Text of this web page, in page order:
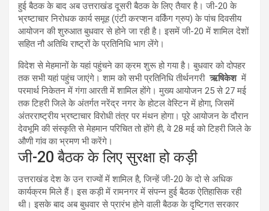
हुई बैठक के बाद अब उत्तराखंड दूसरी बैठक के लिए तैयार है। जी-20 के
भ्रष्टाचार निरोधक कार्य समूह (एंटी करप्शन वर्किंग ग्रुप) के पांच दिवसीय
आयोजन की शुरुआत बुधवार से होने जा रही है। इसमें जी-20 में शामिल देशों
सहित नौ अतिथि राष्ट्रों के प्रतिनिधि भाग लेंगे।
विदेश से मेहमानों के यहां पहुंचने का क्रम शुरू हो गया है। बुधवार को दोपहर
तक सभी यहां पहुंच जाएंगे। शाम को सभी प्रतिनिधि तीर्थनगरी ऋषिकेशमें
परमार्थ निकेतन में गंगा आरती में शामिल होंगे। मुख्य आयोजन 25 से 27 मई
तक टिहरी जिले के अंतर्गत नरेंद्र नगर के होटल वेस्टिन में होगा, जिसमें
अंतरराष्ट्रीय भ्रष्टाचार विरोधी तंत्र पर मंथन होगा। पूरे आयोजन के दौरान
देवभूमि की संस्कृति से मेहमान परिचित तो होंगे ही, वे 28 मई को टिहरी जिले के
औणी गांव का भ्रमण भी करेंगे।
जी-20 बैठक के लिए सुरक्षा हो कड़ी
उत्तराखंड देश के उन राज्यों में शामिल है, जिन्हें जी-20 के दो से अधिक
कार्यक्रम मिले हैं। इस कड़ी में रामनगर में संपन्न हुई बैठक ऐतिहासिक रही
थी। इसके बाद अब बुधवार से प्रारंभ होने वाली बैठक के दृष्टिगत सरकार